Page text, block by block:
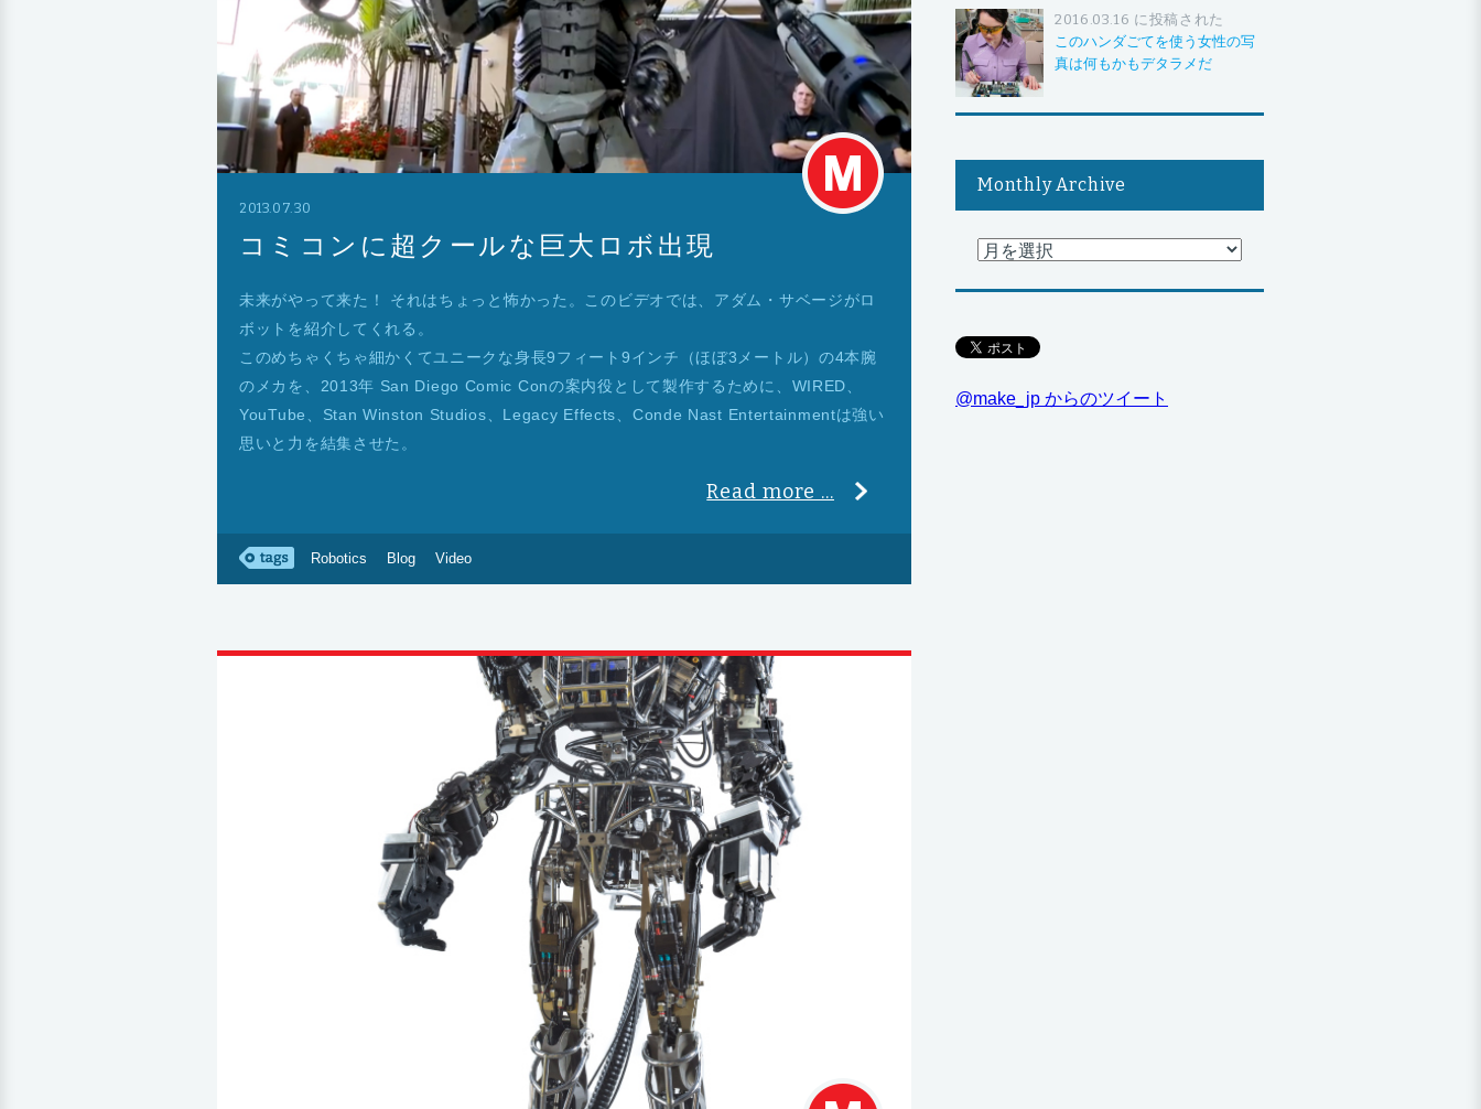
2013.07.30
コミコンに超クールな巨大ロボ出現
未来がやって来た！ それはちょっと怖かった。このビデオでは、アダム・サベージがロ
ボットを紹介してくれる。
このめちゃくちゃ細かくてユニークな身長9フィート9インチ（ほぼ3メートル）の4本腕
のメカを、2013年 San Diego Comic Conの案内役として製作するために、WIRED、
YouTube、Stan Winston Studios、Legacy Effects、Conde Nast Entertainmentは強い
思いと力を結集させた。
Read more ...
Robotics Blog Video
2016.03.16 に投稿された
このハンダごてを使う女性の写
真は何もかもデタラメだ
Monthly Archive
@make_jp からのツイート